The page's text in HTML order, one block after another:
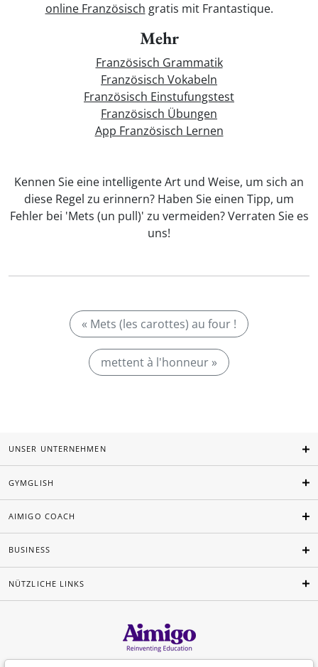
online Französisch gratis mit Frantastique.
Mehr
Französisch Grammatik
Französisch Vokabeln
Französisch Einstufungstest
Französisch Übungen
App Französisch Lernen
Kennen Sie eine intelligente Art und Weise, um sich an
diese Regel zu erinnern? Haben Sie einen Tipp, um
Fehler bei 'Mets (un pull)' zu vermeiden? Verraten Sie es
uns!
« Mets (les carottes) au four !
mettent à l'honneur »
UNSER UNTERNEHMEN
GYMGLISH
AIMIGO COACH
BUSINESS
NÜTZLICHE LINKS